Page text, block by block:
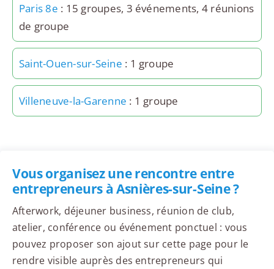
Paris 8e : 15 groupes, 3 événements, 4 réunions
de groupe
Saint-Ouen-sur-Seine : 1 groupe
Villeneuve-la-Garenne : 1 groupe
Vous organisez une rencontre entre
entrepreneurs à Asnières-sur-Seine ?
Afterwork, déjeuner business, réunion de club,
atelier, conférence ou événement ponctuel : vous
pouvez proposer son ajout sur cette page pour le
rendre visible auprès des entrepreneurs qui